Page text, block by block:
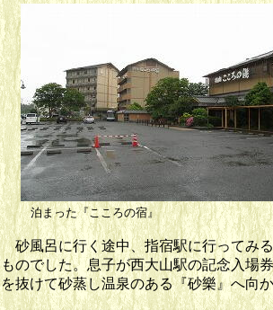
泊まった『ここ
砂風呂に行く途中、指宿駅に行ってみ
ものでした。息子が西大山駅の記念入場
を抜けて砂蒸し温泉のある『砂樂』へ向